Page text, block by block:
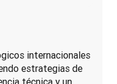
internacionales
estrategias de
técnica y un